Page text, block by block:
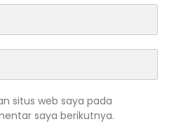
situs web saya pada
saya berikutnya.